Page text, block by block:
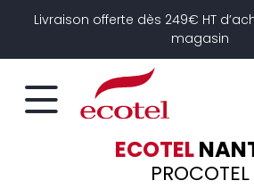
Livraison offerte dès 249€ HT
magasin
ECOTEL
PROCOTEL
Panneau de gestion des cookies